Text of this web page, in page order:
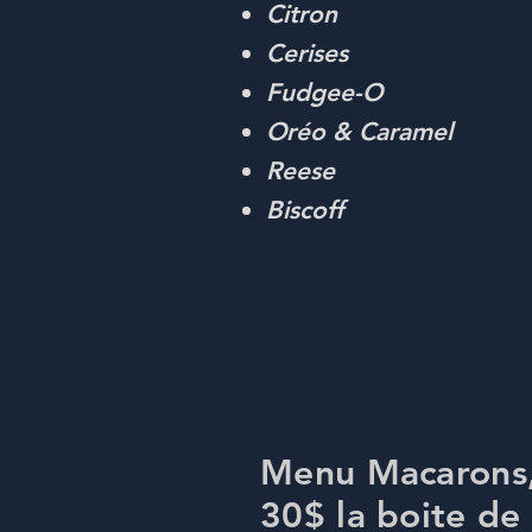
Citron
Cerises
Fudgee-O​
Oréo & Caramel
Reese
Biscoff
Menu
30$ la boite